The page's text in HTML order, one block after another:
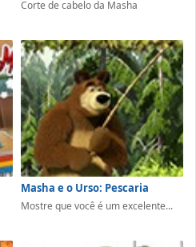
Corte de cabelo da Masha
Masha e o Urso: Pescaria
Mostre que você é um excelente...